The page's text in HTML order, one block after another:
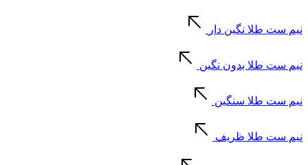
نیم ست طلا نگین دار
نیم ست طلا بدون نگین
نیم ست طلا سنگین
نیم ست طلا ظریف